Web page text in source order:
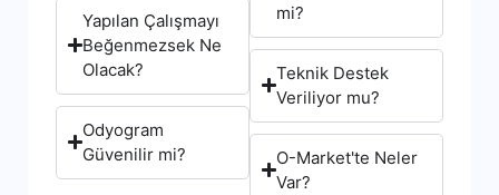
Yapılan Çalışmayı
Beğenmezsek Ne
Olacak?
Odyogram
Güvenilir mi?
mi?
Teknik Destek
Veriliyor mu?
O-Market'te Neler
Var?